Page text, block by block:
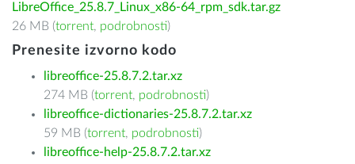
LibreOffice_25.8.7_Linux_x86-64_rpm_sdk.tar.gz
26 MB (torrent, podrobnosti)
Prenesite izvorno kodo
libreoffice-25.8.7.2.tar.xz
274 MB (torrent, podrobnosti)
libreoffice-dictionaries-25.8.7.2.tar.xz
59 MB (torrent, podrobnosti)
libreoffice-help-25.8.7.2.tar.xz